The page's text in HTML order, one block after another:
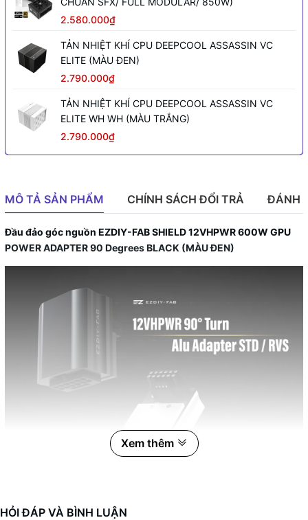
2.580.000₫
TẢN NHIỆT KHÍ CPU DEEPCOOL ASSASSIN VC
ELITE (MÀU ĐEN)
2.790.000₫
TẢN NHIỆT KHÍ CPU DEEPCOOL ASSASSIN VC
ELITE WH WH (MÀU TRẮNG)
2.790.000₫
MÔ TẢ SẢN PHẨM CHÍNH SÁCH ĐỔI TRẢ ĐÁNH
Đầu đảo góc nguồn EZDIY-FAB SHIELD 12VHPWR 600W GPU
POWER ADAPTER 90 Degrees BLACK (MÀU ĐEN)
Xem thêm
HỎI ĐÁP VÀ BÌNH LUẬN